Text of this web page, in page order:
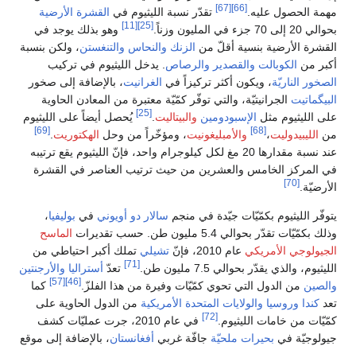
مهمة الحصول عليه.[66]
[67] تقدّر نسبة الليثيوم في القشرة الأرضية
بحوالي 20 إلى 70 جزء في المليون وزناً.
[25]
[11]
وهو بذلك يوجد في
القشرة الأرضية بنسية أقلّ من الزنك والنحاس والتنغستن، ولكن بنسبة
أكبر من الكوبالت والقصدير والرصاص. يدخل الليثيوم في تركيب
الصخور الناريّة، ويكون أكثر تركيزاً في الغرانيت، بالإضافة إلى صخور
البيگماتيت الجرانيتيّة، والتي توفّر كمّيّة معتبرة من المعادن الحاوية
على الليثيوم مثل الإسبودومين والبيتاليت.
[25]
يُحصل أيضاً على الليثيوم
من الليبيدوليت،[68] والأمبليغونيت، ومؤخّراً من وحل الهكتوريت.
[69]
عند نسبة مقدارها 20 مغ لكل كيلوجرام واحد، فإنّ الليثيوم يقع ترتيبه
في المركز الخامس والعشرين من حيث ترتيب العناصر في القشرة
الأرضيّة.[70]
يتوفّر الليثيوم بكمّيّات جيّدة في منجم سالار دو أويوني في بوليفيا،
وذلك بكمّيّات تقدّر بحوالي 5.4 مليون طن. حسب تقديرات
الماسح
الجيولوجي الأمريكي عام 2010، فإنّ تشيلي تملك أكبر احتياطي من
الليثيوم، والذي يقدّر بحوالي 7.5 مليون طن.
[71] تعدّ أستراليا والأرجنتين
والصين من الدول التي تحوي كمّيّات وفيرة من هذا الفلزّ.[46]
[57]
كما
تعد كندا وروسيا والولايات المتحدة الأمريكية من الدول الحاوية على
كمّيّات من خامات الليثيوم.[72]
في عام 2010، جرت عمليّات كشف
جيولوجيّة في بحيرات ملحيّة جافّة غربي أفغانستان، بالإضافة إلى موقع